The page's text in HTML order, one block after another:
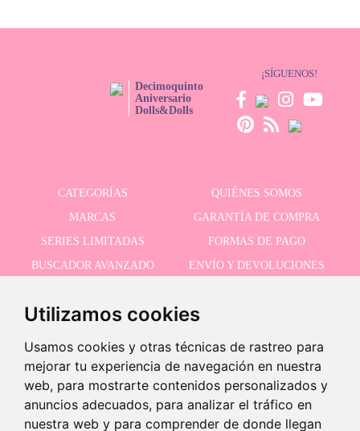
Utilizamos cookies
Usamos cookies y otras técnicas de rastreo para
mejorar tu experiencia de navegación en nuestra
web, para mostrarte contenidos personalizados y
anuncios adecuados, para analizar el tráfico en
nuestra web y para comprender de donde llegan
Decimoquinto
Aniversario
Dolls&Dolls
¡SÍGUENOS!
CATEGORÍAS
QUIÉNES SOMOS
MARCAS
GARANTÍA DE COMPRA
SERIES LIMITADAS
FORMAS DE PAGO
BUSCADOR AVANZADO
ENVÍO Y DEVOLUCIONES
RECIBE NUESTRAS ÚLTIMAS NOVEDADES
Acepto la política de privacidad